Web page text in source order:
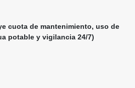
cuota de mantenimiento, uso de
potable y vigilancia 24/7)